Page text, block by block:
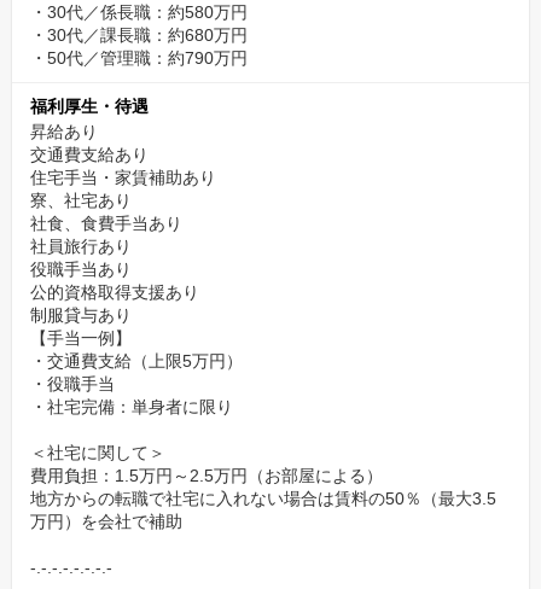
・30代／係長職：約580万円
・30代／課長職：約680万円
・50代／管理職：約790万円
福利厚生・待遇
昇給あり
交通費支給あり
住宅手当・家賃補助あり
寮、社宅あり
社食、食費手当あり
社員旅行あり
役職手当あり
公的資格取得支援あり
制服貸与あり
【手当一例】
・交通費支給（上限5万円）
・役職手当
・社宅完備：単身者に限り
＜社宅に関して＞
費用負担：1.5万円～2.5万円（お部屋による）
地方からの転職で社宅に入れない場合は賃料の50％（最大3.5
万円）を会社で補助
-.-.-.-.-.-.-.-